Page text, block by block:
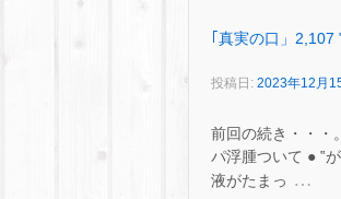
｢真実の口」
投稿日: 2023年12月
前回の続き・・・
パ浮腫ついて ● ‟
液がたまっ …